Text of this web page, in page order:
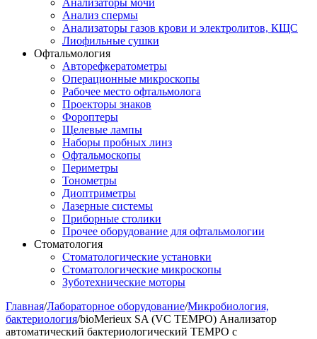
Анализаторы мочи
Анализ спермы
Анализаторы газов крови и электролитов, КЩС
Лиофильные сушки
Офтальмология
Авторефкератометры
Операционные микроскопы
Рабочее место офтальмолога
Проекторы знаков
Фороптеры
Щелевые лампы
Наборы пробных линз
Офтальмоскопы
Периметры
Тонометры
Диоптриметры
Лазерные системы
Приборные столики
Прочее оборудование для офтальмологии
Стоматология
Стоматологические установки
Стоматологические микроскопы
Зуботехнические моторы
Главная/Лабораторное оборудование/Микробиология,
бактериология/bioMerieux SA (VC TEMPO) Анализатор
автоматический бактериологический ТЕМРО с